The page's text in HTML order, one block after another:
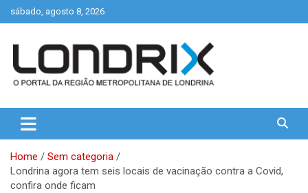
Skip
to
sábado, agosto 8, 2026
Londrix
Home
Sem categoria
Londrina agora tem seis locais de vacinação contra a Covid,
confira onde ficam